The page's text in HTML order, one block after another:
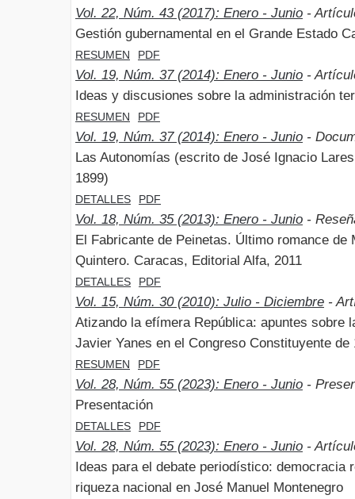
Vol. 22, Núm. 43 (2017): Enero - Junio -
Gestión gubernamental en el Grande Estado
RESUMEN PDF
Vol. 19, Núm. 37 (2014): Enero - Junio -
Ideas y discusiones sobre la administración
RESUMEN PDF
Vol. 19, Núm. 37 (2014): Enero - Junio -
Las Autonomías (escrito de José Ignacio
1899)
DETALLES PDF
Vol. 18, Núm. 35 (2013): Enero - Junio -
El Fabricante de Peinetas. Último romance de
Quintero. Caracas, Editorial Alfa, 2011
DETALLES PDF
Vol. 15, Núm. 30 (2010): Julio - Diciembre -
Atizando la efímera República: apuntes sobre
Javier Yanes en el Congreso Constituyente de
RESUMEN PDF
Vol. 28, Núm. 55 (2023): Enero - Junio -
Presentación
DETALLES PDF
Vol. 28, Núm. 55 (2023): Enero - Junio -
Ideas para el debate periodístico: democracia
riqueza nacional en José Manuel Montenegro